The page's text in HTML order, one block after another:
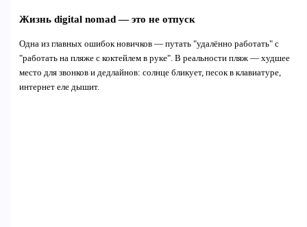
Жизнь digital nomad — это не отпуск
Одна из главных ошибок новичков — путать "удалённо работать" с
"работать на пляже с коктейлем в руке". В реальности пляж — худшее
место для звонков и дедлайнов: солнце бликует, песок в клавиатуре,
интернет еле дышит.